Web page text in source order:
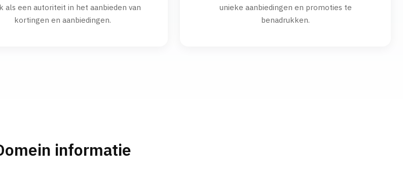
als een autoriteit in het aanbieden van
kortingen en aanbiedingen.
unieke aanbiedingen en promoties te
benadrukken.
informatie